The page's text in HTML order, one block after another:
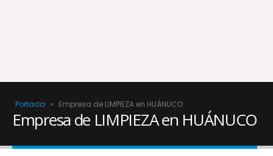
Portada » Empresa de LIMPIEZA en HUÁNUCO
Empresa de LIMPIEZA en HUÁNUCO